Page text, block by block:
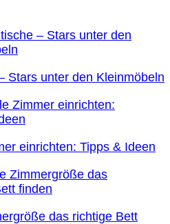
Stars unter den Kleinmöbeln
einrichten: Tipps & Ideen
das richtige Bett